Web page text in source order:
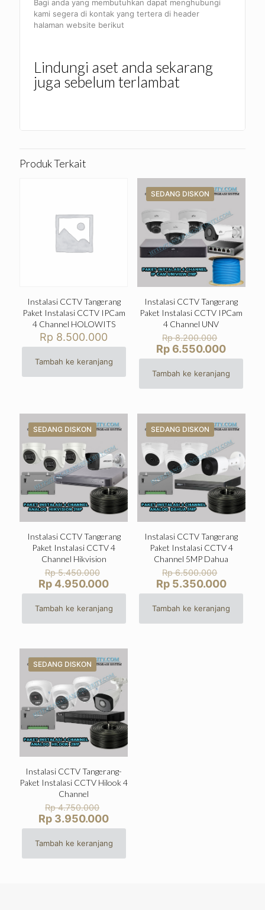
Bagi anda yang membutuhkan dapat menghubungi
kami segera di kontak yang tertera di header
halaman website berikut
Lindungi aset anda sekarang
juga sebelum terlambat
Produk Terkait
Instalasi CCTV Tangerang
Paket Instalasi CCTV IPCam
4 Channel HOLOWITS
Rp 8.500.000
Tambah ke keranjang
SEDANG DISKON
Instalasi CCTV Tangerang
Paket Instalasi CCTV IPCam
4 Channel UNV
Rp8.200.000
aslinya
adalah:
Rp
Rp 6.550.000Harga
saat
ini
adalah:
Rp
Tambah ke keranjang
SEDANG DISKON
Instalasi CCTV Tangerang
Paket Instalasi CCTV 4
Channel Hikvision
Rp5.450.000
aslinya
adalah:
Rp 5.450.000.
Rp 4.950.000Harga
saat
ini
adalah:
Tambah ke keranjang
SEDANG DISKON
Instalasi CCTV Tangerang
Paket Instalasi CCTV 4
Channel 5MP Dahua
Rp6.500.000
aslinya
adalah:
Rp
Rp5.350.000Harga
saat
ini
adalah:
Tambah ke keranjang
SEDANG DISKON
Instalasi CCTV Tangerang-
Paket Instalasi CCTV Hilook 4
Channel
Rp4.750.000
aslinya
adalah:
Rp 4.750.000.
Rp 3.950.000Harga
saat
ini
adalah:
Tambah ke keranjang